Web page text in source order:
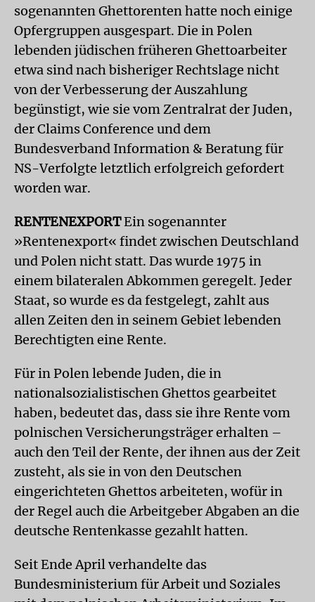
sogenannten Ghettorenten hatte noch einige
Opfergruppen ausgespart. Die in Polen
lebenden jüdischen früheren Ghettoarbeiter
etwa sind nach bisheriger Rechtslage nicht
von der Verbesserung der Auszahlung
begünstigt, wie sie vom Zentralrat der Juden,
der Claims Conference und dem
Bundesverband Information & Beratung für
NS-Verfolgte letztlich erfolgreich gefordert
worden war.
RENTENEXPORTEin sogenannter
»Rentenexport« findet zwischen Deutschland
und Polen nicht statt. Das wurde 1975 in
einem bilateralen Abkommen geregelt. Jeder
Staat, so wurde es da festgelegt, zahlt aus
allen Zeiten den in seinem Gebiet lebenden
Berechtigten eine Rente.
Für in Polen lebende Juden, die in
nationalsozialistischen Ghettos gearbeitet
haben, bedeutet das, dass sie ihre Rente vom
polnischen Versicherungsträger erhalten –
auch den Teil der Rente, der ihnen aus der Zeit
zusteht, als sie in von den Deutschen
eingerichteten Ghettos arbeiteten, wofür in
der Regel auch die Arbeitgeber Abgaben an die
deutsche Rentenkasse gezahlt hatten.
Seit Ende April verhandelte das
Bundesministerium für Arbeit und Soziales